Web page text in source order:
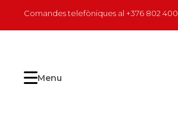
content
Comandes telefòniques al +376 802 400
Menu